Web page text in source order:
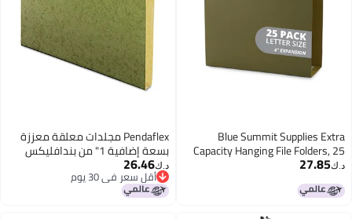
Duty 4
for
Pendaflex مجلدات معلقة معززة
بسعة إضافية 1" من بندافليكس
04153X1، قانونية، خضراء قياسية، 26.46